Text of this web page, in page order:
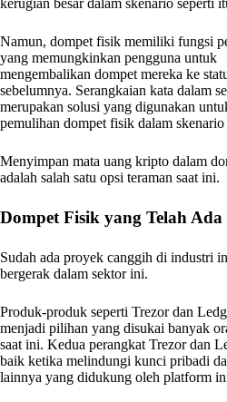
kerugian besar dalam skenario seperti
Namun, dompet fisik memiliki fungsi
yang memungkinkan pengguna untuk
mengembalikan dompet mereka ke
sebelumnya. Serangkaian kata dalam
merupakan solusi yang digunakan
pemulihan dompet fisik dalam skenario
Menyimpan mata uang kripto dalam
adalah salah satu opsi teraman saat ini.
Dompet Fisik yang Telah Ada
Sudah ada proyek canggih di industri
bergerak dalam sektor ini.
Produk-produk seperti Trezor dan
menjadi pilihan yang disukai banyak
saat ini. Kedua perangkat Trezor dan
baik ketika melindungi kunci pribadi
lainnya yang didukung oleh platform